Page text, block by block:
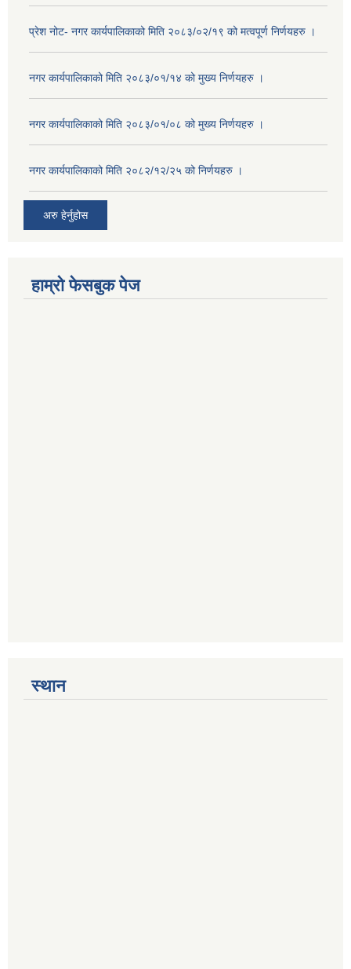
प्रेश नोट- नगर कार्यपालिकाको मिति २०८३/०२/१९ को मत्वपूर्ण निर्णयहरु ।
नगर कार्यपालिकाको मिति २०८३/०१/१४ को मुख्य निर्णयहरु ।
नगर कार्यपालिकाको मिति २०८३/०१/०८ को मुख्य निर्णयहरु ।
नगर कार्यपालिकाको मिति २०८२/१२/२५ को निर्णयहरु ।
अरु हेर्नुहोस
हाम्रो फेसबुक पेज
स्थान